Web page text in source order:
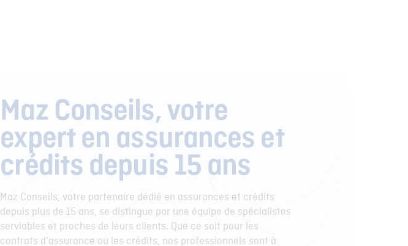
Maz Conseils, votre
expert en assurances et
crédits depuis 15 ans
Maz Conseils, votre partenaire dédié en assurances et crédits
depuis plus de 15 ans, se distingue par une équipe de spécialistes
serviables et proches de leurs clients. Que ce soit pour les
contrats d'assurance ou les crédits, nos professionnels sont à